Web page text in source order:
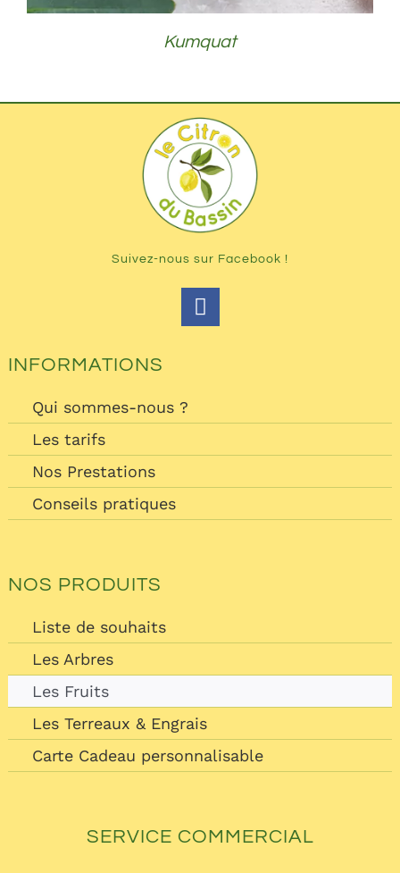
Kumquat
Suivez-nous sur Facebook !
INFORMATIONS
Qui sommes-nous ?
Les tarifs
Nos Prestations
Conseils pratiques
NOS PRODUITS
Liste de souhaits
Les Arbres
Les Fruits
Les Terreaux & Engrais
Carte Cadeau personnalisable
SERVICE COMMERCIAL